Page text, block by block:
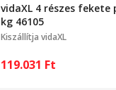
vidaXL 4 részes
kg 46105
Kiszállítja vidaXL
119.031 Ft